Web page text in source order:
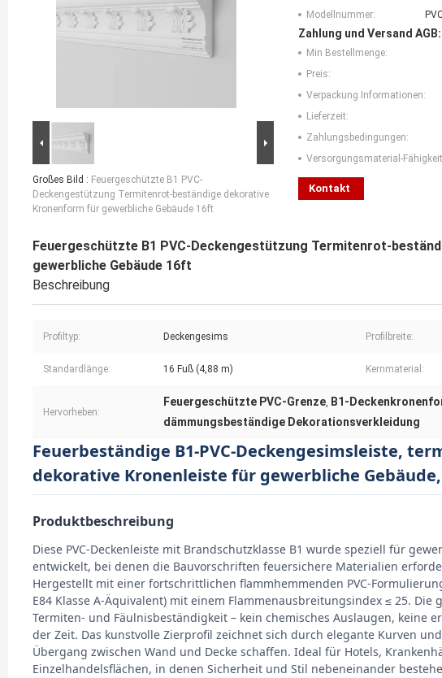
Großes Bild : Feuergeschützte B1 PVC-
Deckengestützung Termitenrot-beständige dekorative
Kronenform für gewerbliche Gebäude 16ft
Modellnummer:
Zahlung und Versand AGB:
Min Bestellmenge:
Preis:
Verpackung Informationen:
Lieferzeit:
Zahlungsbedingungen:
Versorgungsmaterial-
Kontakt
Feuergeschützte B1 PVC-Deckengestützung Termitenrot-
gewerbliche Gebäude 16ft
Beschreibung
Profiltyp: Deckengesims Profilbreite:
Standardlänge: 16 Fuß (4,88 m) Kernmaterial:
Hervorheben:
Feuergeschützte PVC-Grenze, B1-
dämmungsbeständige Dekorationsverkleidung
Feuerbeständige B1-PVC-Deckengesimsleiste,
dekorative Kronenleiste für gewerbliche Gebäude,
Produktbeschreibung
Diese PVC-Deckenleiste mit Brandschutzklasse B1 wurde speziell für
entwickelt, bei denen die Bauvorschriften feuersichere Materialien
Hergestellt mit einer fortschrittlichen flammhemmenden PVC-
E84 Klasse A-Äquivalent) mit einem Flammenausbreitungsindex ≤ 25.
Termiten- und Fäulnisbeständigkeit – kein chemisches Auslaugen, keine
der Zeit. Das kunstvolle Zierprofil zeichnet sich durch elegante Kurven
Übergang zwischen Wand und Decke schaffen. Ideal für Hotels,
Einzelhandelsflächen, in denen Sicherheit und Stil nebeneinander